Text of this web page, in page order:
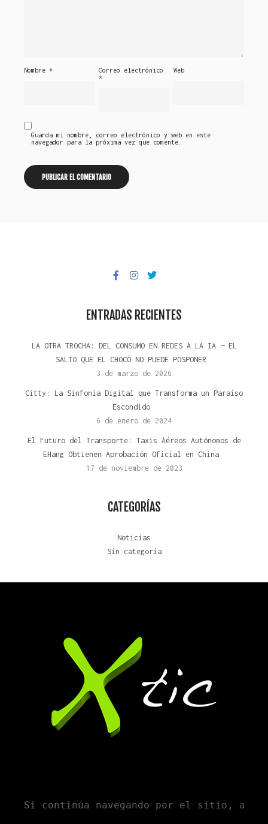
Nombre *
Correo electrónico
*
Web
Guarda mi nombre, correo electrónico y web en este
navegador para la próxima vez que comente.
ENTRADAS RECIENTES
LA OTRA TROCHA: DEL CONSUMO EN REDES A LA IA — EL
SALTO QUE EL CHOCÓ NO PUEDE POSPONER
3 de marzo de 2026
Citty: La Sinfonía Digital que Transforma un Paraíso
Escondido
6 de enero de 2024
El Futuro del Transporte: Taxis Aéreos Autónomos de
EHang Obtienen Aprobación Oficial en China
17 de noviembre de 2023
CATEGORÍAS
Noticias
Sin categoría
Si continúa navegando por el sitio,